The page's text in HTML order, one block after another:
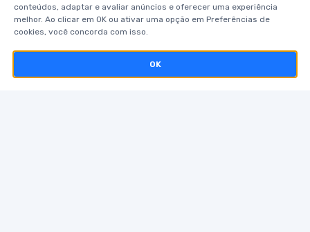
PARCEIROS
Seguradoras
conteúdos, adaptar e avaliar anúncios e oferecer uma experiência
melhor. Ao clicar em OK ou ativar uma opção em Preferências de
cookies, você concorda com isso.
OK